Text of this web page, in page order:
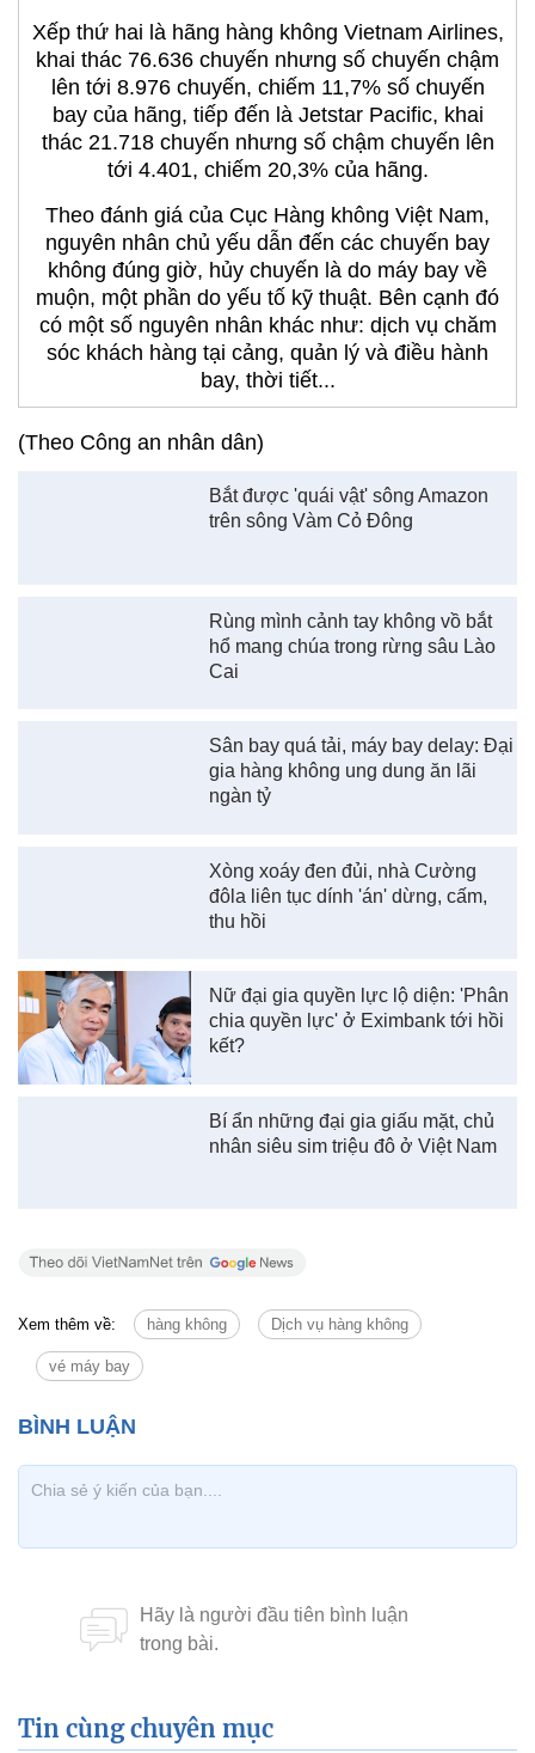
Xếp thứ hai là hãng hàng không Vietnam Airlines,
khai thác 76.636 chuyến nhưng số chuyến chậm
lên tới 8.976 chuyến, chiếm 11,7% số chuyến
bay của hãng, tiếp đến là Jetstar Pacific, khai
thác 21.718 chuyến nhưng số chậm chuyến lên
tới 4.401, chiếm 20,3% của hãng.
Theo đánh giá của Cục Hàng không Việt Nam,
nguyên nhân chủ yếu dẫn đến các chuyến bay
không đúng giờ, hủy chuyến là do máy bay về
muộn, một phần do yếu tố kỹ thuật. Bên cạnh đó
có một số nguyên nhân khác như: dịch vụ chăm
sóc khách hàng tại cảng, quản lý và điều hành
bay, thời tiết...
(Theo Công an nhân dân)
Bắt được 'quái vật' sông Amazon
trên sông Vàm Cỏ Đông
Rùng mình cảnh tay không vồ bắt
hổ mang chúa trong rừng sâu Lào
Cai
Sân bay quá tải, máy bay delay: Đại
gia hàng không ung dung ăn lãi
ngàn tỷ
Xòng xoáy đen đủi, nhà Cường
đôla liên tục dính 'án' dừng, cấm,
thu hồi
Nữ đại gia quyền lực lộ diện: 'Phân
chia quyền lực' ở Eximbank tới hồi
kết?
Bí ẩn những đại gia giấu mặt, chủ
nhân siêu sim triệu đô ở Việt Nam
Xem thêm về: hàng không Dịch vụ hàng không
vé máy bay
Tin cùng chuyên mục